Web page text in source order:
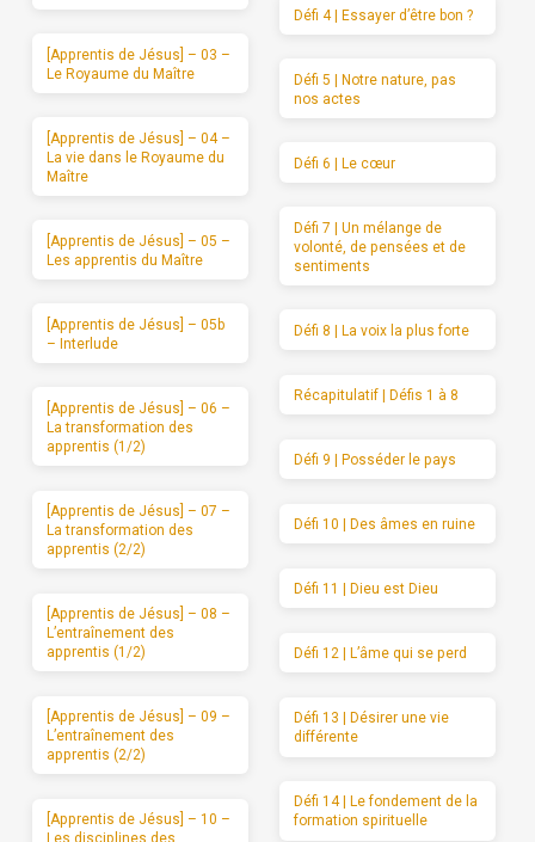
[Apprentis de Jésus] – 03 –
Le Royaume du Maître
[Apprentis de Jésus] – 04 –
La vie dans le Royaume du
Maître
[Apprentis de Jésus] – 05 –
Les apprentis du Maître
[Apprentis de Jésus] – 05b
– Interlude
[Apprentis de Jésus] – 06 –
La transformation des
apprentis (1/2)
[Apprentis de Jésus] – 07 –
La transformation des
apprentis (2/2)
[Apprentis de Jésus] – 08 –
L’entraînement des
apprentis (1/2)
[Apprentis de Jésus] – 09 –
L’entraînement des
apprentis (2/2)
[Apprentis de Jésus] – 10 –
Défi 4 | Essayer d’être bon ?
Défi 5 | Notre nature, pas
nos actes
Défi 6 | Le cœur
Défi 7 | Un mélange de
volonté, de pensées et de
sentiments
Défi 8 | La voix la plus forte
Récapitulatif | Défis 1 à 8
Défi 9 | Posséder le pays
Défi 10 | Des âmes en ruine
Défi 11 | Dieu est Dieu
Défi 12 | L’âme qui se perd
Défi 13 | Désirer une vie
différente
Défi 14 | Le fondement de la
formation spirituelle